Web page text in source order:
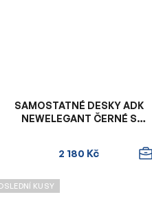
SAMOSTATNÉ DESKY ADK
NEWELEGANT ČERNÉ S
2 180 Kč
KUSY